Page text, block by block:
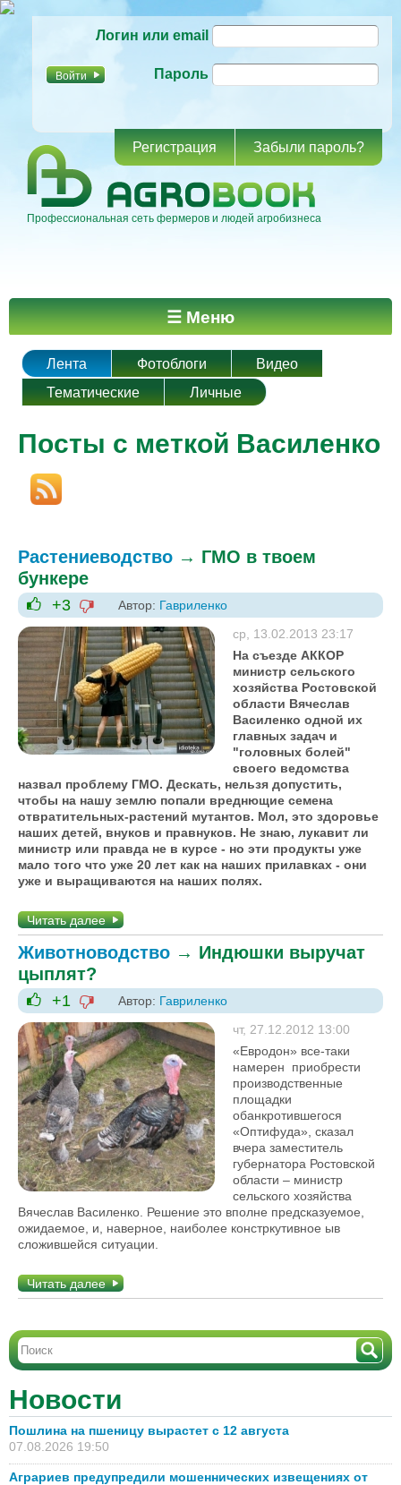
основному
Логин или email
Пароль
Регистрация Забыли пароль?
Профессиональная сеть фермеров и людей агробизнеса
Главное меню ☰ Меню
Лента Фотоблоги
Видео
Тематические
Личные
Посты с меткой Василенко
Растениеводство → ГМО в твоем
бункере
+1
+3
-1
Автор: Гавриленко
ср, 13.02.2013 23:17
На съезде АККОР
министр сельского
хозяйства Ростовской
области Вячеслав
Василенко одной их
главных задач и
"головных болей"
своего ведомства
назвал проблему ГМО. Дескать, нельзя допустить,
чтобы на нашу землю попали вреднющие семена
отвратительных-растений мутантов. Мол, это здоровье
наших детей, внуков и правнуков. Не знаю, лукавит ли
министр или правда не в курсе - но эти продукты уже
мало того что уже 20 лет как на наших прилавках - они
уже и выращиваются на наших полях.
Читать далее
Животноводство → Индюшки выручат
цыплят?
+1
+1
-1
Автор: Гавриленко
чт, 27.12.2012 13:00
«Евродон» все-таки
намерен приобрести
производственные
площадки
обанкротившегося
«Оптифуда», сказал
вчера заместитель
губернатора Ростовской
области – министр
сельского хозяйства
Вячеслав Василенко. Решение это вполне предсказуемое,
ожидаемое, и, наверное, наиболее констркутивное ыв
сложившейся ситуации.
Читать далее
Новости
Пошлина на пшеницу вырастет с 12 августа
07.08.2026 19:50
Аграриев предупредили мошеннических извещениях от